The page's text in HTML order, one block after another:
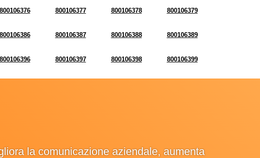
800106376 800106377 800106378 800106379
800106386 800106387 800106388 800106389
800106396 800106397 800106398 800106399
la comunicazione aziendale, aumenta